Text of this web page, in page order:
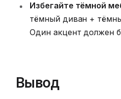
Избегайте тёмной
тёмный диван +
Один акцент должен
Вывод